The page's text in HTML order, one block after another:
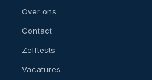
Over ons
Contact
Zelftests
Vacatures